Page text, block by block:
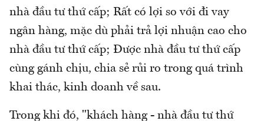
nhà đầu tư thứ cấp; Rất có lợi so với đi vay
ngân hàng, mặc dù phải trả lợi nhuận cao cho
nhà đầu tư thứ cấp; Được nhà đầu tư thứ cấp
cùng gánh chịu, chia sẻ rủi ro trong quá trình
khai thác, kinh doanh về sau.
Trong khi đó, "khách hàng - nhà đầu tư thứ